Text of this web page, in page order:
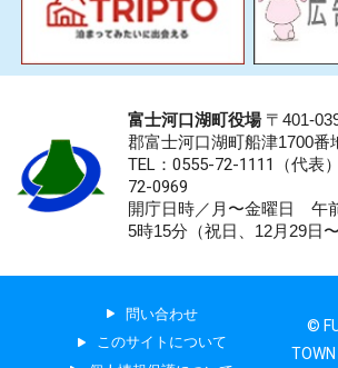
富士河口湖町役場〒401-
郡富士河口湖町船津1700番
TEL：0555-72-1111 （代表
72-0969
開庁日時／月〜金曜日 午
5時15分（祝日、12月29日
問い合わせ
このサイトについて
©